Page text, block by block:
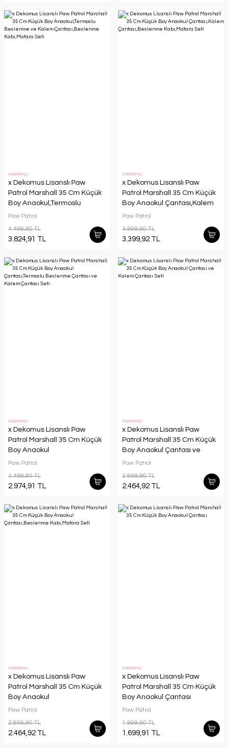
İNDİRİMLİ
x Dekomus Lisanslı Paw
Patrol Marshall 35 Cm Küçük
Boy Anaokul,Termoslu
Beslenme ve Kalem
Kabı,Matara Seti
Paw Patrol
4.499,90 TL
3.824,91 TL
İNDİRİMLİ
x Dekomus Lisanslı Paw
Patrol Marshall 35 Cm Küçük
Boy Anaokul Çantası,Kalem
Çantası,Beslenme
Paw Patrol
3.999,90 TL
3.399,92 TL
İNDİRİMLİ
x Dekomus Lisanslı Paw
Patrol Marshall 35 Cm Küçük
Boy Anaokul
Çantası,Termoslu Beslenme
Paw Patrol
3.499,90 TL
2.974,91 TL
İNDİRİMLİ
x Dekomus Lisanslı Paw
Patrol Marshall 35 Cm Küçük
Boy Anaokul Çantası ve
Kalem Çantası Seti
Paw Patrol
2.899,90 TL
2.464,92 TL
İNDİRİMLİ
x Dekomus Lisanslı Paw
Patrol Marshall 35 Cm Küçük
Boy Anaokul
Çantası,Beslenme
Paw Patrol
2.899,90 TL
2.464,92 TL
İNDİRİMLİ
x Dekomus Lisanslı Paw
Patrol Marshall 35 Cm Küçük
Boy Anaokul Çantası
Paw Patrol
1.999,90 TL
1.699,91 TL